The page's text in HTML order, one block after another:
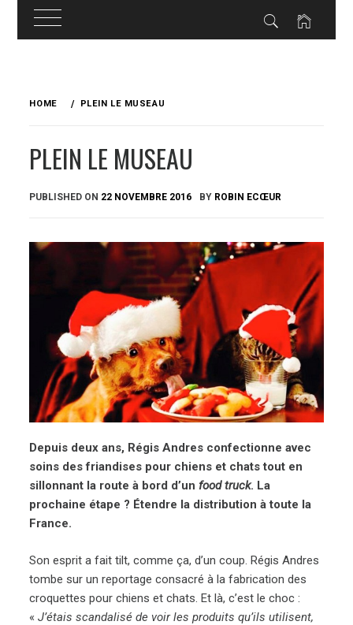
HOME PLEIN LE MUSEAU
PLEIN LE MUSEAU
PUBLISHED ON 22 NOVEMBRE 2016 BY ROBIN ECŒUR
Depuis deux ans, Régis Andres confectionne avec
soins des friandises pour chiens et chats tout en
sillonnant la route à bord d’un food truck. La
prochaine étape ? Étendre la distribution à toute la
France.
Son esprit a fait tilt, comme ça, d’un coup. Régis Andres
tombe sur un reportage consacré à la fabrication des
croquettes pour chiens et chats. Et là, c’est le choc :
«J’étais scandalisé de voir les produits qu’ils utilisent,